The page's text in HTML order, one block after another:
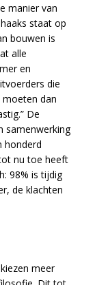
manier van
staat op
bouwen is
alle
en
die
moeten dan
De
samenwerking
honderd
nu toe heeft
98% is tijdig
de klachten
meer